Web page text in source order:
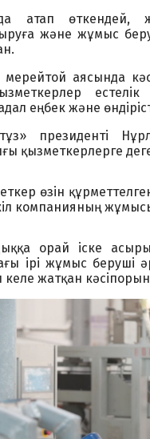
атап өткендей,
және жұмыс
мерейтой аясында
адал еңбек және
президенті
қызметкерлерге
өзін
компанияның
орай іске
ірі жұмыс беруші
келе жатқан